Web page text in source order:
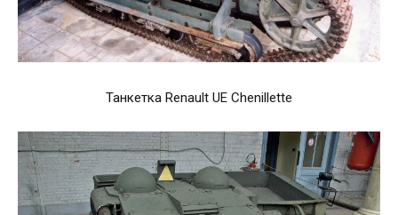
Танкетка Renault UE Chenillette